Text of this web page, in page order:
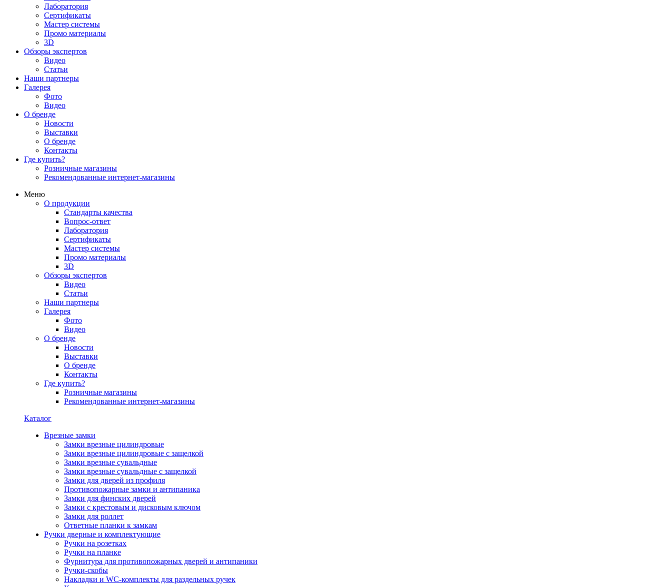
Лаборатория
Сертификаты
Мастер системы
Промо материалы
3D
Обзоры экспертов
Видео
Статьи
Наши партнеры
Галерея
Фото
Видео
О бренде
Новости
Выставки
О бренде
Контакты
Где купить?
Розничные магазины
Рекомендованные интернет-магазины
Меню
О продукции
Стандарты качества
Вопрос-ответ
Лаборатория
Сертификаты
Мастер системы
Промо материалы
3D
Обзоры экспертов
Видео
Статьи
Наши партнеры
Галерея
Фото
Видео
О бренде
Новости
Выставки
О бренде
Контакты
Где купить?
Розничные магазины
Рекомендованные интернет-магазины
Каталог
Врезные замки
Замки врезные цилиндровые
Замки врезные цилиндровые с защелкой
Замки врезные сувальдные
Замки врезные сувальдные с защелкой
Замки для дверей из профиля
Противопожарные замки и антипаника
Замки для финских дверей
Замки с крестовым и дисковым ключом
Замки для роллет
Ответные планки к замкам
Ручки дверные и комплектующие
Ручки на розетках
Ручки на планке
Фурнитура для противопожарных дверей и антипаники
Ручки-скобы
Накладки и WC-комплекты для раздельных ручек